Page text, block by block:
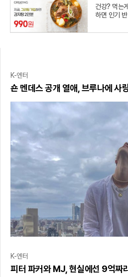
건강? 먹는
하면 인기
K-엔터
숀 멘데스 공개 열애, 브루나에 사
K-엔터
피터 파커와 MJ, 현실에선 9억짜